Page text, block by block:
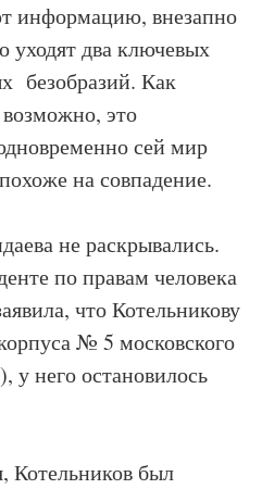
информацию, внезапно
уходят два ключевых
безобразий. Как
это
сей мир
на совпадение.
не раскрывались.
по правам человека
что Котельникову
№ 5 московского
него остановилось
Котельников был